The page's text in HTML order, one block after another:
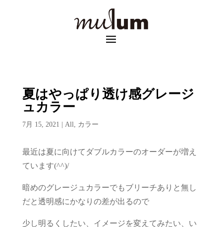
夏はやっぱり透け感グレージ
ュカラー
7月 15, 2021 All, カラー
最近は夏に向けてダブルカラーのオーダーが増え
ています(^^)/
暗めのグレージュカラーでもブリーチありと無し
だと透明感にかなりの差が出るので
少し明るくしたい、イメージを変えてみたい、い